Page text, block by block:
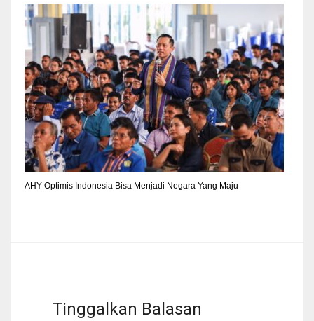
AHY Optimis Indonesia Bisa Menjadi Negara Yang Maju
Tinggalkan Balasan